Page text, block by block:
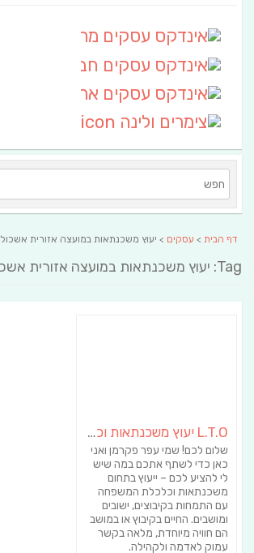
דף הבית > עסקים > יעוץ משכנתאות במועצה אזורית אשכול
Tag: יעוץ משכנתאות במועצה אזורית אשכול
L.T.O יעוץ משכנתאות וכלכלת משפחה | יועץ משכנתאות באשכול
שלום לכם! שמי עפר פקרמן ואני
כאן כדי לשתף אתכם במה שיש
לי להציע לכם – ייעוץ בתחום
משכנתאות וכלכלת המשפחה
עם התמחות בקיבוצים, ישובים
ומושבים. החיים בקיבוץ או במושב
הם חוויה מיוחדת, מלאה בקשר
עמוק לאדמה ולקהילה.